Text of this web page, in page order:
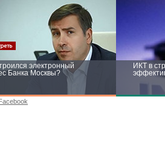
электронный
Банка Москвы?
ИКТ в